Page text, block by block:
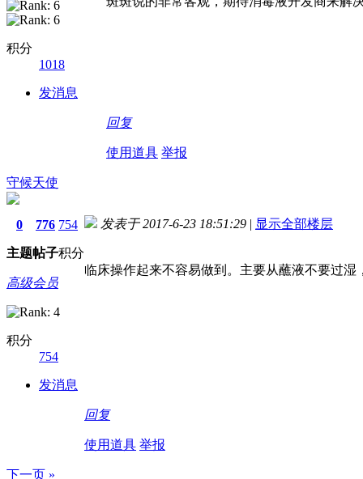
积分
1018
发消息
回复
使用道具 举报
守候天使
0
主题
776
帖子
754
积分
高级会员
积分
754
发消息
发表于 2017-6-23 18:51:29 | 显示全部楼层
临床操作起来不容易做到。主要从蘸液不要过湿
回复
使用道具 举报
下一页 »